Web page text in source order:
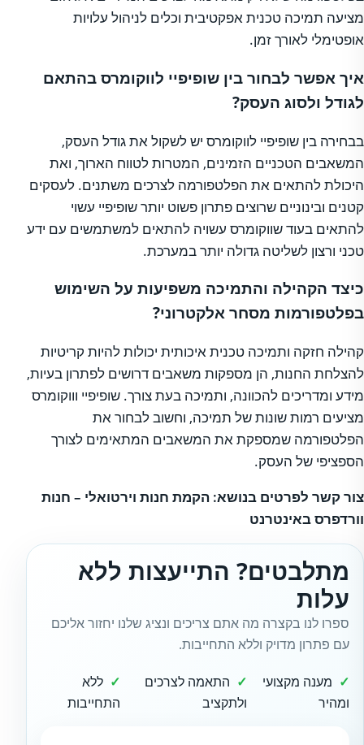
מציעה תמיכה טכנית אפקטיבית וכלים לניהול עלויות
אופטימלי לאורך זמן.
איך אפשר לבחור בין שופיפיי לווקומרס בהתאם
לגודל ולסוג העסק?
בבחירה בין שופיפיי לווקומרס יש לשקול את גודל העסק,
המשאבים הטכניים הזמינים, המטרות לטווח הארוך, ואת
היכולת להתאים את הפלטפורמה לצרכים משתנים. לעסקים
קטנים ובינוניים שרוצים פתרון פשוט יותר שופיפיי עשוי
להתאים בעוד שווקומרס עשויה להתאים למשתמשים עם ידע
טכני ורצון לשליטה גדולה יותר במערכת.
כיצד הקהילה והתמיכה משפיעות על השימוש
בפלטפורמות מסחר אלקטרוני?
קהילה חזקה ותמיכה טכנית איכותית יכולות להיות קריטיות
להצלחת החנות, הן מספקות משאבים דרושים לפתרון בעיות,
מידע ומדריכים להכוונה, ותמיכה בעת צורך. שופיפיי וווקומרס
מציעים רמות שונות של תמיכה, וחשוב לבחור את
הפלטפורמה שמספקת את המשאבים המתאימים לצורך
הספציפי של העסק.
צור קשר לפרטים בנושא: הקמת חנות וירטואלי – חנות
וורדפרס באינטרנט
מתלבטים? התייעצות ללא
עלות
ספרו לנו בקצרה מה אתם צריכים ונציג שלנו יחזור אליכם
עם פתרון מדויק וללא התחייבות.
מענה מקצועי
ומהיר
התאמה לצרכים
ולתקציב
ללא
התחייבות